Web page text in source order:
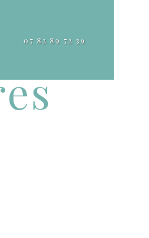
07 82 89 72 39